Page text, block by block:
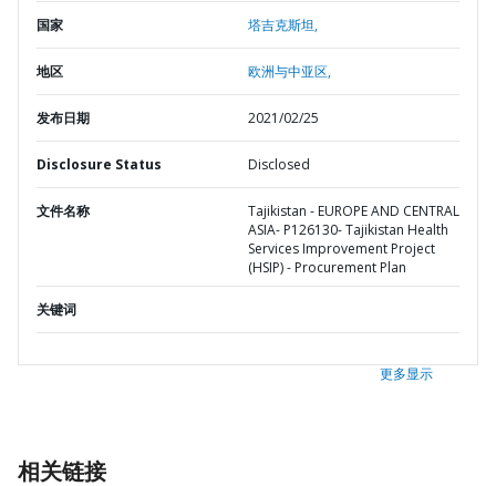
国家 塔吉克斯坦,
地区 欧洲与中亚区,
发布日期 2021/02/25
Disclosure Status Disclosed
文件名称
Tajikistan - EUROPE AND CENTRAL
ASIA- P126130- Tajikistan Health
Services Improvement Project
(HSIP) - Procurement Plan
关键词
更多显示
相关链接